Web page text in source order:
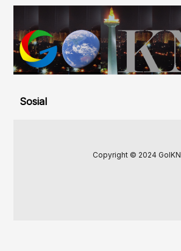
Sosial
Copyright © 2024 GoIKN